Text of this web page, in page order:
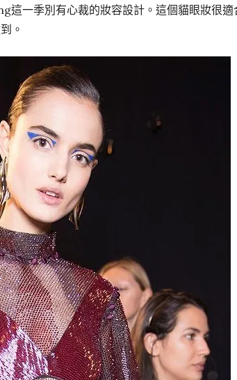
這一季別有心裁的妝容設計。這個貓眼妝很適
。